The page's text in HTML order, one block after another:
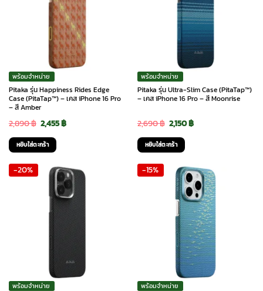
พร้อมจำหน่าย
Pitaka รุ่น Happiness Rides Edge
Case (PitaTap™) – เคส iPhone 16 Pro
– สี Amber
2,890฿ Original
price
was:
2,890 ฿.
2,455฿Current
2,455 ฿.
หยิบใส่ตะกร้า
พร้อมจำหน่าย
Pitaka รุ่น Ultra-Slim Case (PitaTap™)
– เคส iPhone 16 Pro – สี Moonrise
2,690฿ Original
price
was:
2,690 ฿.
2,150฿Current
2,150 ฿.
หยิบใส่ตะกร้า
-20%
พร้อมจำหน่าย
-15%
พร้อมจำหน่าย